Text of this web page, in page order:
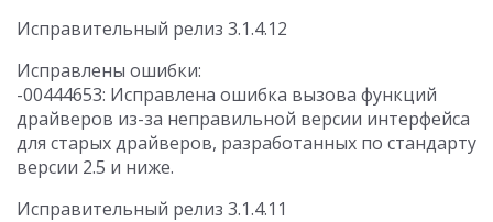
Исправительный релиз 3.1.4.12
Исправлены ошибки:
-00444653: Исправлена ошибка вызова функций
драйверов из-за неправильной версии интерфейса
для старых драйверов, разработанных по стандарту
версии 2.5 и ниже.
Исправительный релиз 3.1.4.11